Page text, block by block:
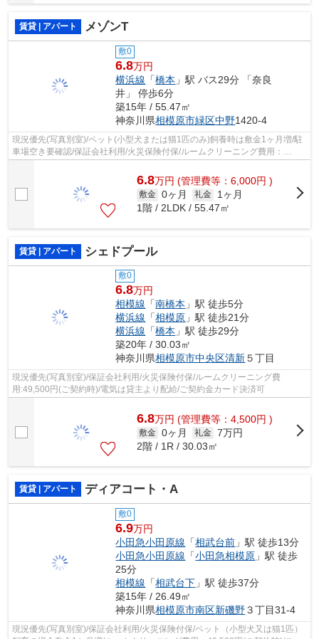
賃貸 | アパート メゾンT
敷0
6.8万円
横浜線 「橋本 」駅 バス29分 「奈良
井」 停歩6分
築15年 / 55.47㎡
神奈川県相模原市緑区中野1420-4
現況優先(写真別室)/ペット(小型犬または猫1匹のみ)飼養時は敷金1ヶ月増/駐
車場空き要確認/保証会社利用/火災保険付保/ルームクリーニング費用：
77,000円(ご契約時)/町会費：800円(月...
6.8万円 (管理費等：6,000円 )
敷金 0ヶ月 礼金
1ヶ月
1階 / 2LDK / 55.47㎡
賃貸 | アパート シェドプール
敷0
6.8万円
相模線 「南橋本 」駅 徒歩5分
横浜線 「相模原 」駅 徒歩21分
横浜線 「橋本 」駅 徒歩29分
築20年 / 30.03㎡
神奈川県相模原市中央区清新５丁目
現況優先(写真別室)/保証会社利用/火災保険付保/ルームクリーニング費
用:49,500円(ご契約時)/電気は貸主より配給/ご契約金カード決済可
6.8万円 (管理費等：4,500円 )
敷金 0ヶ月 礼金 7万円
2階 / 1R / 30.03㎡
賃貸 | アパート ディアコート・A
敷0
6.9万円
小田急小田原線 「相武台前 」駅 徒歩13分
小田急小田原線 「小田急相模原 」駅 徒歩
25分
相模線 「相武台下 」駅 徒歩37分
築15年 / 26.49㎡
神奈川県相模原市南区新磯野３丁目31-4
現況優先(写真別室)/保証会社利用/火災保険付保/ペット（小型犬又は猫1匹）